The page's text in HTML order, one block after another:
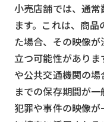
小売店舗では、通
ます。これは、商
た場合、その映像
立つ可能性があり
や公共交通機関の
までの保存期間が
犯罪や事件の映像